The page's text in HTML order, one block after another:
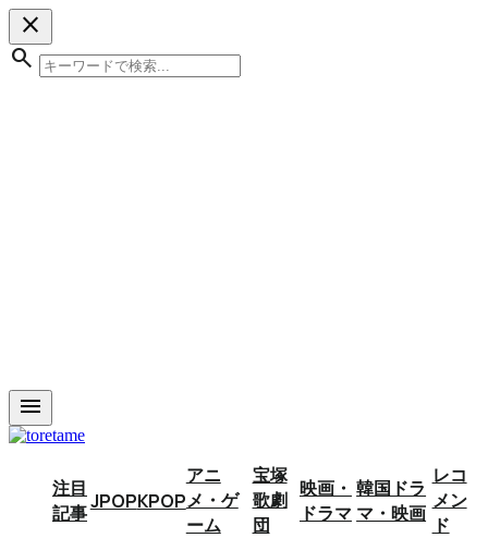
close
search
menu
注目
記事JPOPKPOP
アニ
メ・ゲ
ーム
宝塚
歌劇
団
映画・
ドラマ
韓国ドラ
マ・映画
レコ
メン
ド